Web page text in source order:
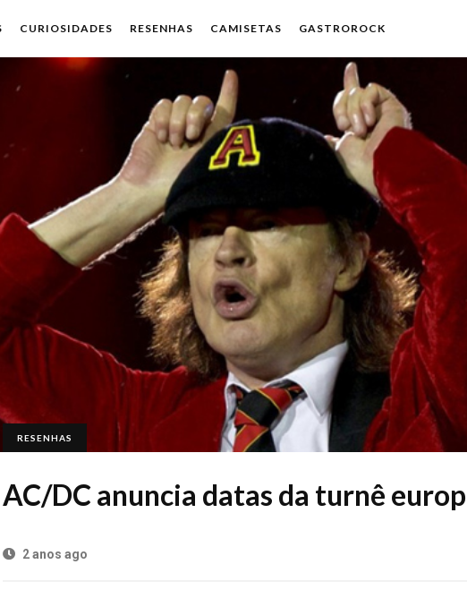
CURIOSIDADES RESENHAS CAMISETAS GASTROROCK
RESENHAS
AC/DC anuncia datas da turnê
2 anos ago